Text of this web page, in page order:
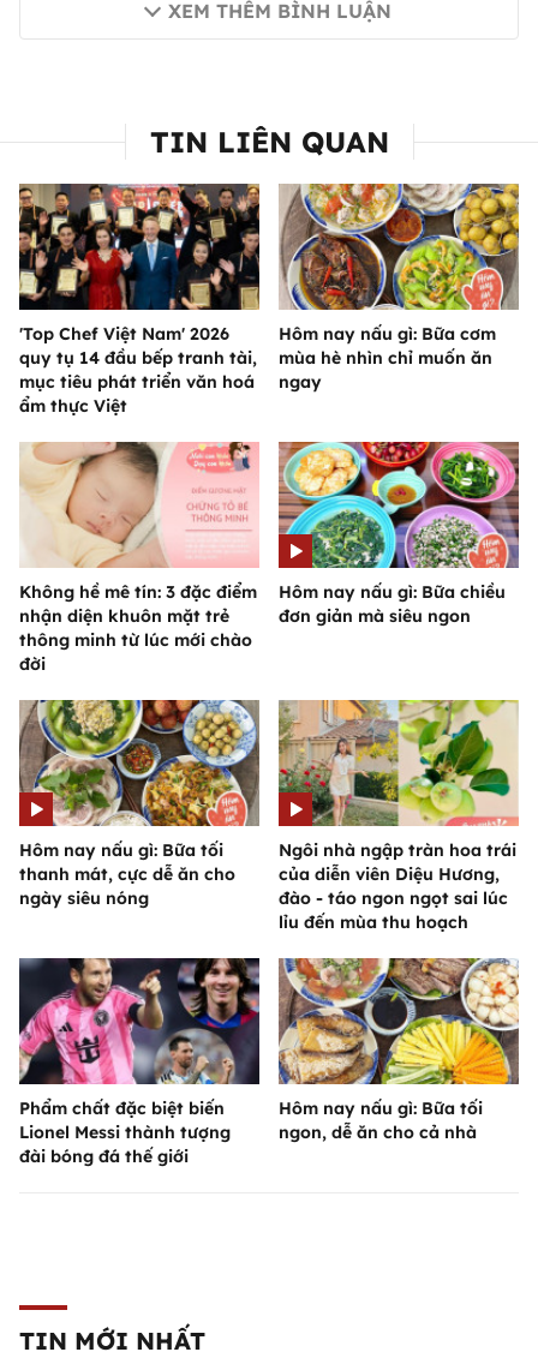
XEM THÊM BÌNH LUẬN
TIN LIÊN QUAN
'Top Chef Việt Nam' 2026
quy tụ 14 đầu bếp tranh tài,
mục tiêu phát triển văn hoá
ẩm thực Việt
Hôm nay nấu gì: Bữa cơm
mùa hè nhìn chỉ muốn ăn
ngay
Không hề mê tín: 3 đặc điểm
nhận diện khuôn mặt trẻ
thông minh từ lúc mới chào
đời
Hôm nay nấu gì: Bữa chiều
đơn giản mà siêu ngon
Hôm nay nấu gì: Bữa tối
thanh mát, cực dễ ăn cho
ngày siêu nóng
Ngôi nhà ngập tràn hoa trái
của diễn viên Diệu Hương,
đào - táo ngon ngọt sai lúc
lỉu đến mùa thu hoạch
Phẩm chất đặc biệt biến
Lionel Messi thành tượng
đài bóng đá thế giới
Hôm nay nấu gì: Bữa tối
ngon, dễ ăn cho cả nhà
TIN MỚI NHẤT